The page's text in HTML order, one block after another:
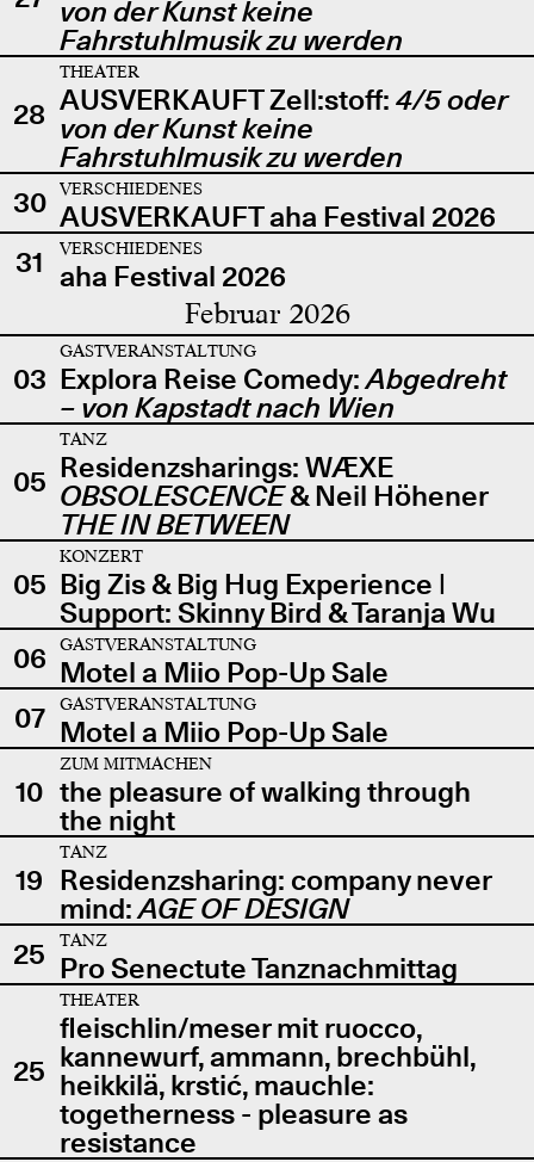
von der Kunst keine
Fahrstuhlmusik zu werden
28
THEATER
AUSVERKAUFT Zell:stoff: 4/5 oder
von der Kunst keine
Fahrstuhlmusik zu werden
30
VERSCHIEDENES
AUSVERKAUFT aha Festival 2026
31
VERSCHIEDENES
aha Festival 2026
Februar 2026
03
GASTVERANSTALTUNG
Explora Reise Comedy:Abgedreht
– von Kapstadt nach Wien
05
TANZ
Residenzsharings: WÆXE
OBSOLESCENCE& Neil Höhener
THE IN BETWEEN
05
KONZERT
Big Zis & Big Hug Experience |
Support: Skinny Bird & Taranja Wu
06
GASTVERANSTALTUNG
Motel a Miio Pop-Up Sale
07
GASTVERANSTALTUNG
Motel a Miio Pop-Up Sale
10
ZUM MITMACHEN
the pleasure of walking through
the night
19
TANZ
Residenzsharing: company never
mind:AGE OF DESIGN
25
TANZ
Pro Senectute Tanznachmittag
25
THEATER
fleischlin/meser mit ruocco,
kannewurf, ammann, brechbühl,
heikkilä, krstić, mauchle:
togetherness - pleasure as
resistance